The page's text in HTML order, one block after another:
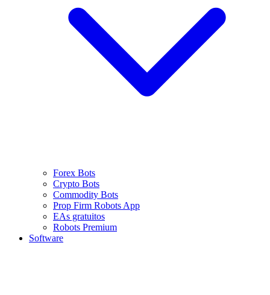
Forex Bots
Crypto Bots
Commodity Bots
Prop Firm Robots App
EAs gratuitos
Robots Premium
Software